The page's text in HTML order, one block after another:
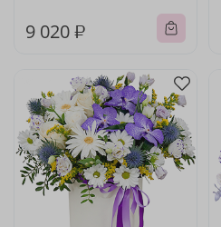
9 020 ₽